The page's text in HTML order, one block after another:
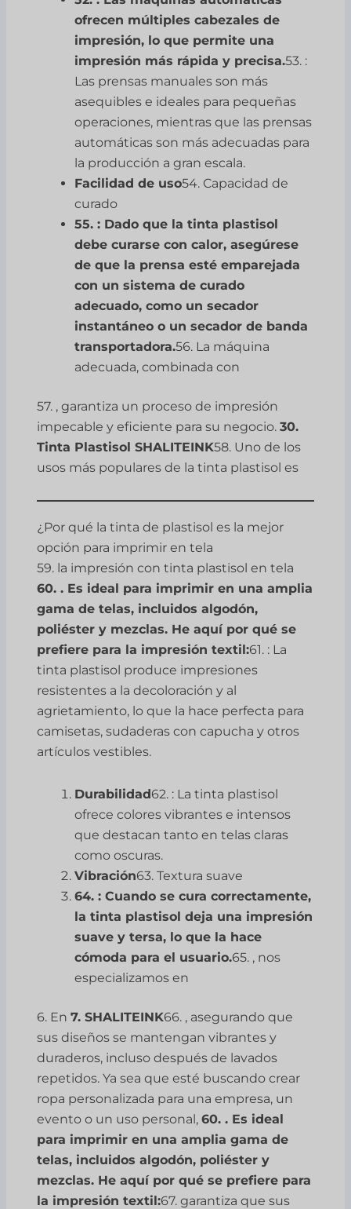
ofrecen múltiples cabezales de
impresión, lo que permite una
impresión más rápida y precisa.53. :
Las prensas manuales son más
asequibles e ideales para pequeñas
operaciones, mientras que las prensas
automáticas son más adecuadas para
la producción a gran escala.
Facilidad de uso54. Capacidad de
curado
55. : Dado que la tinta plastisol
debe curarse con calor, asegúrese
de que la prensa esté emparejada
con un sistema de curado
adecuado, como un secador
instantáneo o un secador de banda
transportadora.56. La máquina
adecuada, combinada con
57. , garantiza un proceso de impresión
impecable y eficiente para su negocio.30.
Tinta Plastisol SHALITEINK58. Uno de los
usos más populares de la tinta plastisol es
¿Por qué la tinta de plastisol es la mejor
opción para imprimir en tela
59. la impresión con tinta plastisol en tela
60. . Es ideal para imprimir en una amplia
gama de telas, incluidos algodón,
poliéster y mezclas. He aquí por qué se
prefiere para la impresión textil:61. : La
tinta plastisol produce impresiones
resistentes a la decoloración y al
agrietamiento, lo que la hace perfecta para
camisetas, sudaderas con capucha y otros
artículos vestibles.
Durabilidad62. : La tinta plastisol
ofrece colores vibrantes e intensos
que destacan tanto en telas claras
como oscuras.
Vibración63. Textura suave
64. : Cuando se cura correctamente,
la tinta plastisol deja una impresión
suave y tersa, lo que la hace
cómoda para el usuario.65. , nos
especializamos en
6. En7. SHALITEINK66. , asegurando que
sus diseños se mantengan vibrantes y
duraderos, incluso después de lavados
repetidos. Ya sea que esté buscando crear
ropa personalizada para una empresa, un
evento o un uso personal,60. . Es ideal
para imprimir en una amplia gama de
telas, incluidos algodón, poliéster y
mezclas. He aquí por qué se prefiere para
la impresión textil:67. garantiza que sus